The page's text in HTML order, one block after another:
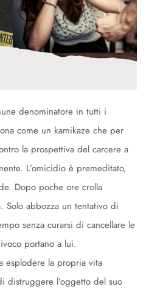
denominatore in tutti i
come un kamikaze che per
la prospettiva del carcere a
L’omicidio è premeditato,
Dopo poche ore crolla
Solo abbozza un tentativo di
senza curarsi di cancellare le
portano a lui.
esplodere la propria vita
distruggere l’oggetto del suo